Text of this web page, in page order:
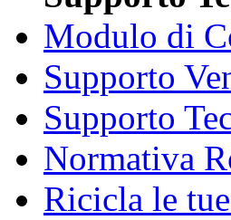
Modulo di
Supporto
Supporto
Normativa
Ricicla le